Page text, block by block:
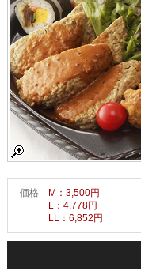
価格
M：3,500円
L：4,778円
LL：6,852円